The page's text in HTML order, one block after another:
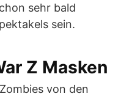
sehr bald
sein.
Z Masken
von den